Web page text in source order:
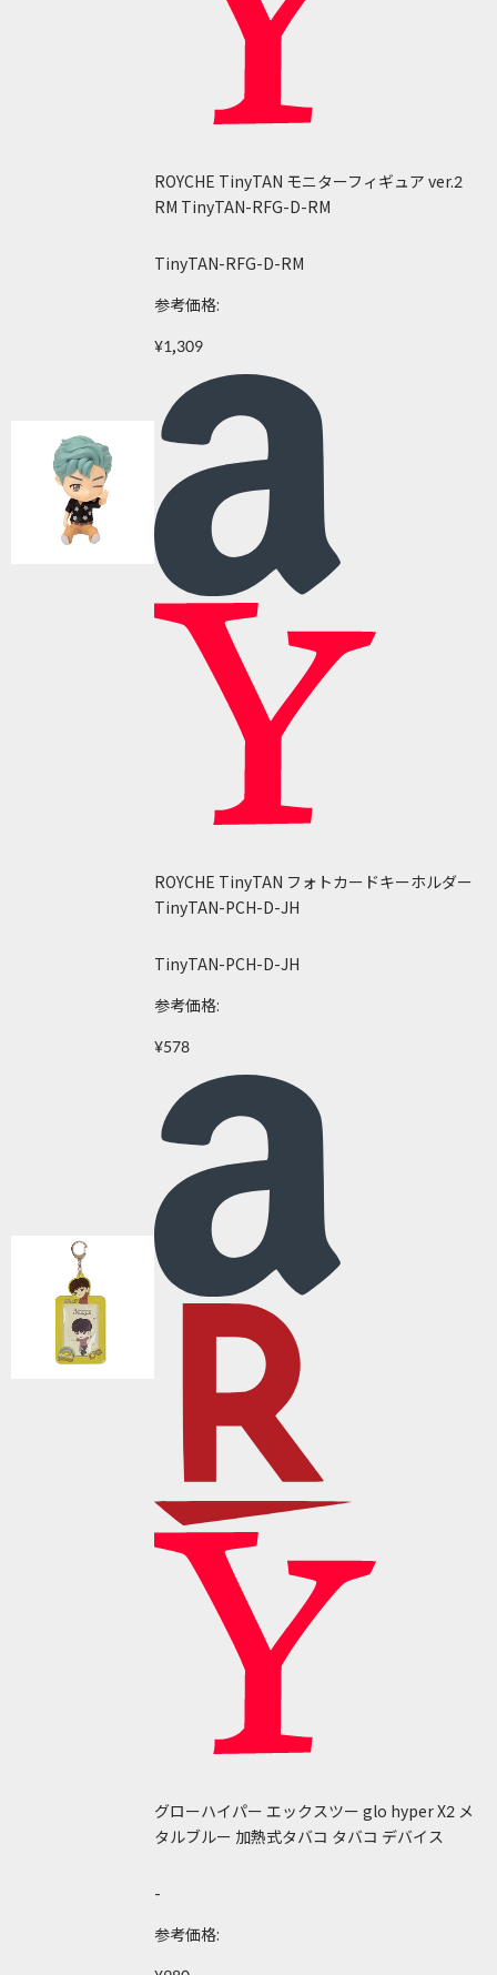
ROYCHE TinyTAN モニターフィギュア ver.2
RM TinyTAN-RFG-D-RM
TinyTAN-RFG-D-RM
参考価格:
¥1,309
ROYCHE TinyTAN フォトカードキーホルダー
TinyTAN-PCH-D-JH
TinyTAN-PCH-D-JH
参考価格:
¥578
グローハイパー エックスツー glo hyper X2 メ
タルブルー 加熱式タバコ タバコ デバイス
-
参考価格: